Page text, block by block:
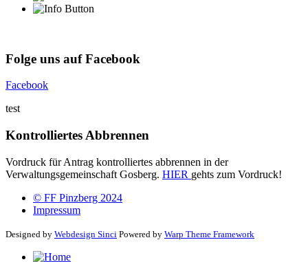
Folge uns auf Facebook
Facebook
test
Kontrolliertes Abbrennen
Vordruck für Antrag kontrolliertes abbrennen in der
Verwaltungsgemeinschaft Gosberg. HIER gehts zum Vordruck!
© FF Pinzberg 2024
Impressum
Designed by Webdesign Sinci Powered by Warp Theme Framework